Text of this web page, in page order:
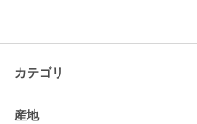
カテゴリ
産地